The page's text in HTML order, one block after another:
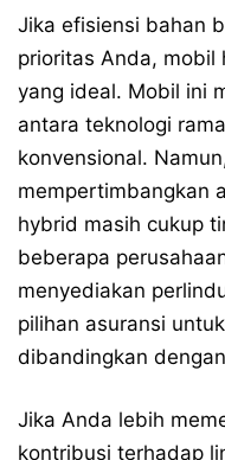
Jika efisiensi bahan
prioritas Anda, mobil
yang ideal. Mobil ini
antara teknologi
konvensional.
mempertimbangkan
hybrid masih cukup
beberapa
menyediakan
pilihan asuransi
dibandingkan
Jika Anda lebih
kontribusi terhadap